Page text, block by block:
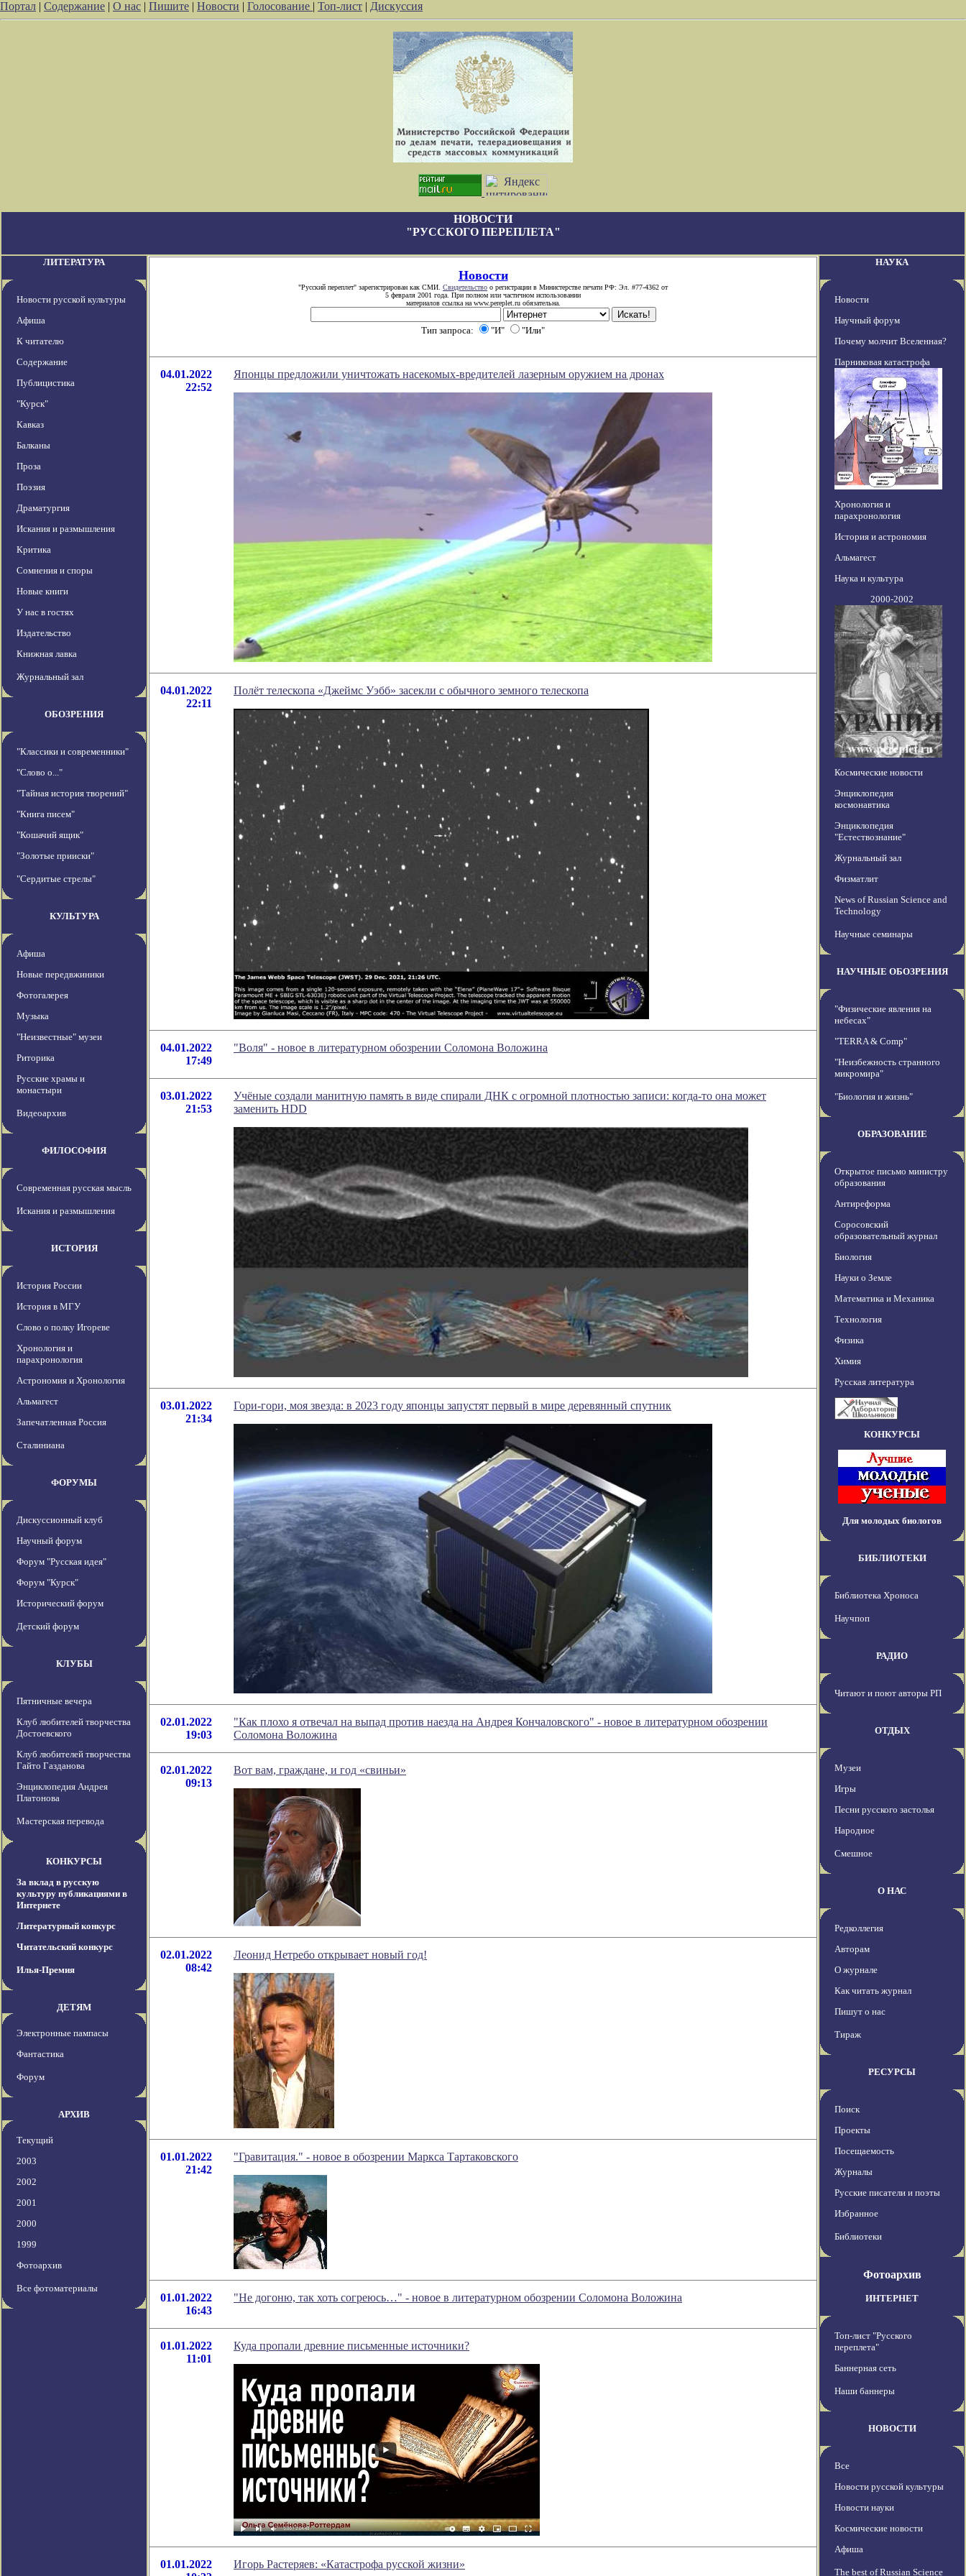
Портал | Содержание | О нас | Пишите | Новости | Голосование | Топ-лист | Дискуссия
НОВОСТИ
"РУССКОГО ПЕРЕПЛЕТА"
ЛИТЕРАТУРА
Новости русской культуры
Афиша
К читателю
Содержание
Публицистика
"Курск"
Кавказ
Балканы
Проза
Поэзия
Драматургия
Искания и размышления
Критика
Сомнения и споры
Новые книги
У нас в гостях
Издательство
Книжная лавка
Журнальный зал
ОБОЗРЕНИЯ
"Классики и современники"
"Слово о..."
"Тайная история творений"
"Книга писем"
"Кошачий ящик"
"Золотые прииски"
"Сердитые стрелы"
КУЛЬТУРА
Афиша
Новые передвжиники
Фотогалерея
Музыка
"Неизвестные" музеи
Риторика
Русские храмы и
монастыри
Видеоархив
ФИЛОСОФИЯ
Современная русская мысль
Искания и размышления
ИСТОРИЯ
История России
История в МГУ
Слово о полку Игореве
Хронология и
парахронология
Астрономия и Хронология
Альмагест
Запечатленная Россия
Сталиниана
ФОРУМЫ
Дискуссионный клуб
Научный форум
Форум "Русская идея"
Форум "Курск"
Исторический форум
Детский форум
КЛУБЫ
Пятничные вечера
Клуб любителей творчества
Достоевского
Клуб любителей творчества
Гайто Газданова
Энциклопедия Андрея
Платонова
Мастерская перевода
КОНКУРСЫ
За вклад в русскую
культуру публикациями в
Интернете
Литературный конкурс
Читательский конкурс
Илья-Премия
ДЕТЯМ
Электронные пампасы
Фантастика
Форум
АРХИВ
Текущий
2003
2002
2001
2000
1999
Фотоархив
Все фотоматериалы
Новости
"Русский переплет" зарегистрирован как СМИ. Свидетельство о регистрации в Министерстве печати РФ: Эл. #77-4362 от
5 февраля 2001 года. При полном или частичном использовании
материалов ссылка на www.pereplet.ru обязательна.
Тип запроса: "И" "Или"
04.01.2022
22:52
Японцы предложили уничтожать насекомых-вредителей лазерным оружием на дронах
04.01.2022
22:11
Полёт телескопа «Джеймс Уэбб» засекли с обычного земного телескопа
04.01.2022
17:49
"Воля" - новое в литературном обозрении Соломона Воложина
03.01.2022
21:53
Учёные создали манитную память в виде спирали ДНК с огромной плотностью записи: когда-то она может
заменить HDD
03.01.2022
21:34
Гори-гори, моя звезда: в 2023 году японцы запустят первый в мире деревянный спутник
02.01.2022
19:03
"Как плохо я отвечал на выпад против наезда на Андрея Кончаловского" - новое в литературном обозрении
Соломона Воложина
02.01.2022
09:13
Вот вам, граждане, и год «свиньи»
02.01.2022
08:42
Леонид Нетребо открывает новый год!
01.01.2022
21:42
"Гравитация." - новое в обозрении Маркса Тартаковского
01.01.2022
16:43
"Не догоню, так хоть согреюсь…" - новое в литературном обозрении Соломона Воложина
01.01.2022
11:01
Куда пропали древние письменные источники?
01.01.2022
Игорь Растеряев: «Катастрофа русской жизни»
НАУКА
Новости
Научный форум
Почему молчит Вселенная?
Парниковая катастрофа
Хронология и
парахронология
История и астрономия
Альмагест
Наука и культура
2000-2002
Космические новости
Энциклопедия
космонавтика
Энциклопедия
"Естествознание"
Журнальный зал
Физматлит
News of Russian Science and
Technology
Научные семинары
НАУЧНЫЕ ОБОЗРЕНИЯ
"Физические явления на
небесах"
"TERRA & Comp"
"Неизбежность странного
микромира"
"Биология и жизнь"
ОБРАЗОВАНИЕ
Открытое письмо министру
образования
Антиреформа
Соросовский
образовательный журнал
Биология
Науки о Земле
Математика и Механика
Технология
Физика
Химия
Русская литература
КОНКУРСЫ
Для молодых биологов
БИБЛИОТЕКИ
Библиотека Хроноса
Научпоп
РАДИО
Читают и поют авторы РП
ОТДЫХ
Музеи
Игры
Песни русского застолья
Народное
Смешное
О НАС
Редколлегия
Авторам
О журнале
Как читать журнал
Пишут о нас
Тираж
РЕСУРСЫ
Поиск
Проекты
Посещаемость
Журналы
Русские писатели и поэты
Избранное
Библиотеки
Фотоархив
ИНТЕРНЕТ
Топ-лист "Русского
переплета"
Баннерная сеть
Наши баннеры
НОВОСТИ
Все
Новости русской культуры
Новости науки
Космические новости
Афиша
The best of Russian Science